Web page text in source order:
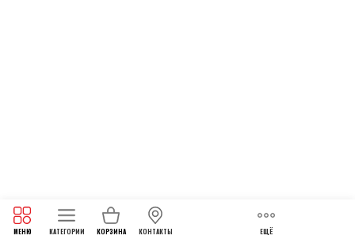
МЕНЮ КАТЕГОРИИ КОРЗИНА КОНТАКТЫ ЕЩЁ